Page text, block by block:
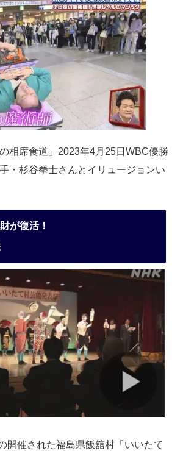
相席食道」2023年4月25日WBC優勝
・杉谷拳士さんとイリュージョンい
が復活！
開催された福島県飯舘村「いいたて